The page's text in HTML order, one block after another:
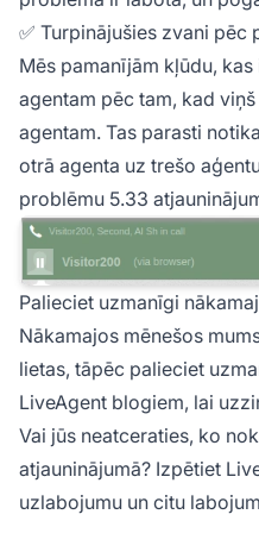
✅ Turpinājušies zvani pēc
Mēs pamanījām kļūdu,
agentam pēc tam, kad
agentam. Tas parasti
otrā agenta uz trešo
problēmu 5.33
Palieciet uzmanīgi
Nākamajos mēnešos
lietas, tāpēc palieciet
LiveAgent blogiem, lai
Vai jūs neatceraties, ko
atjauninājumā? Izpētiet
uzlabojumu un citu